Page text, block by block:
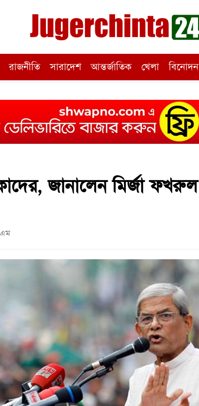
রাজনীতি সারাদেশ আন্তর্জাতিক খেলা বিনোদন
জানালেন মির্জা ফখরুল